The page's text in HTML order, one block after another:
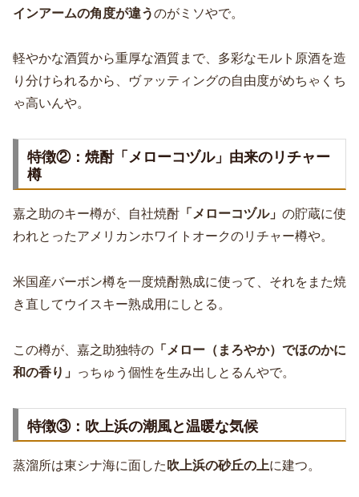
インアームの角度が違うのがミソやで。
軽やかな酒質から重厚な酒質まで、多彩なモルト原酒を造
り分けられるから、ヴァッティングの自由度がめちゃくち
ゃ高いんや。
特徴②：焼酎「メローコヅル」由来のリチャー
樽
嘉之助のキー樽が、自社焼酎 「メローコヅル」 の貯蔵に使
われとったアメリカンホワイトオークのリチャー樽や。
米国産バーボン樽を一度焼酎熟成に使って、それをまた焼
き直してウイスキー熟成用にしとる。
この樽が、嘉之助独特の 「メロー（まろやか）でほのかに
和の香り」 っちゅう個性を生み出しとるんやで。
特徴③：吹上浜の潮風と温暖な気候
蒸溜所は東シナ海に面した 吹上浜の砂丘の上に建つ。